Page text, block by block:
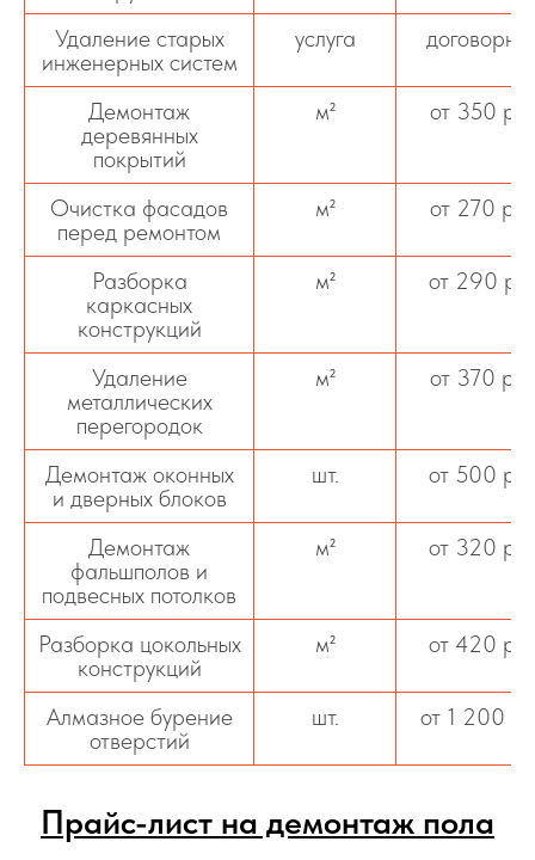
Удаление старых
инженерных систем
услуга
Демонтаж
деревянных
покрытий
м² от 350
Очистка фасадов
перед ремонтом
м² от 270 руб
Разборка
каркасных
конструкций
м² от 290
Удаление
металлических
перегородок
м² от 370 руб
Демонтаж оконных
и дверных блоков
шт. от 500
Демонтаж
фальшполов и
подвесных потолков
м² от 320
Разборка цокольных
конструкций
м² от 420
Алмазное бурение
отверстий
шт. от 1 200
Прайс-лист на демонтаж пола